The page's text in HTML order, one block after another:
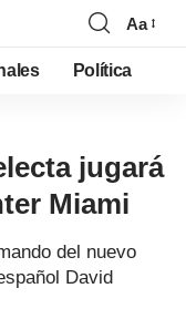
Aa
Política
jugará
Miami
del nuevo
David